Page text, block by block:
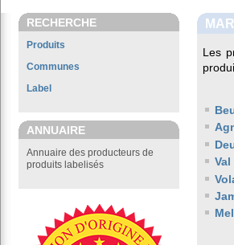
RECHERCHE
Produits
Communes
Label
ANNUAIRE
Annuaire des producteurs de
produits labelisés
Les